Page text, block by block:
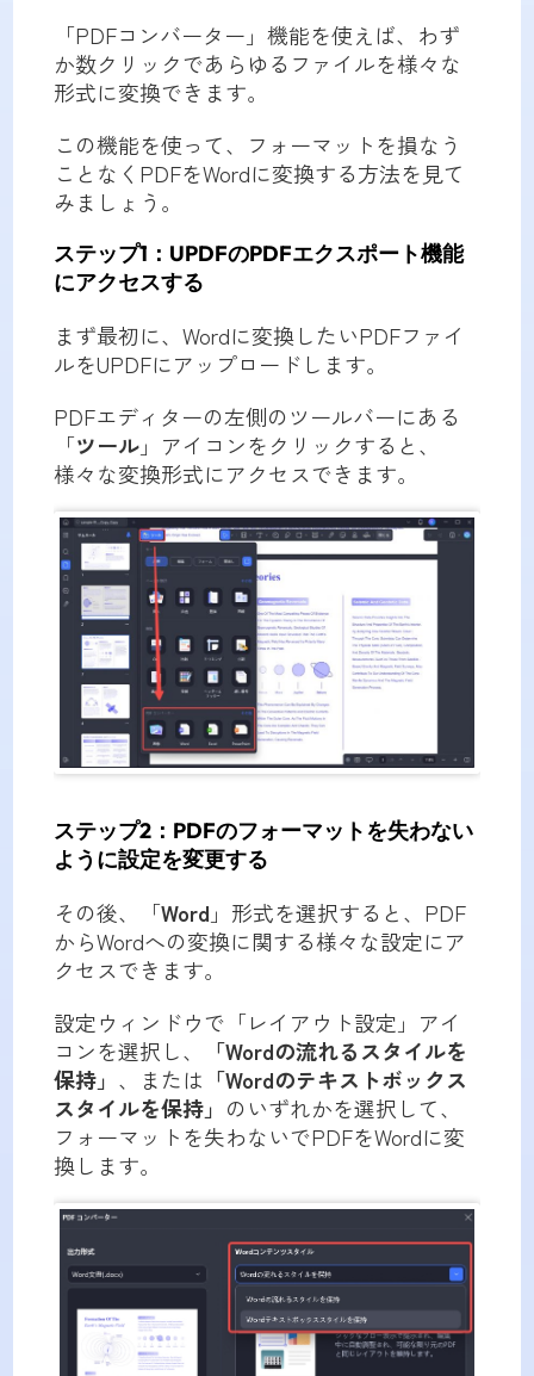
「PDFコンバーター」機能を使えば、わず
か数クリックであらゆるファイルを様々な
形式に変換できます。
この機能を使って、フォーマットを損なう
ことなくPDFをWordに変換する方法を見て
みましょう。
ステップ1：UPDFのPDFエクスポート機能
にアクセスする
まず最初に、Wordに変換したいPDFファイ
ルをUPDFにアップロードします。
PDFエディターの左側のツールバーにある
「ツール」アイコンをクリックすると、
様々な変換形式にアクセスできます。
ステップ2：PDFのフォーマットを失わない
ように設定を変更する
その後、「Word 」形式を選択すると、PDF
からWordへの変換に関する様々な設定にア
クセスできます。
設定ウィンドウで「レイアウト設定」アイ
コンを選択し、
「Wordの流れるスタイルを
保持」 、または 「Wordのテキストボックス
スタイルを保持」 のいずれかを選択して、
フォーマットを失わないでPDFをWordに変
換します。